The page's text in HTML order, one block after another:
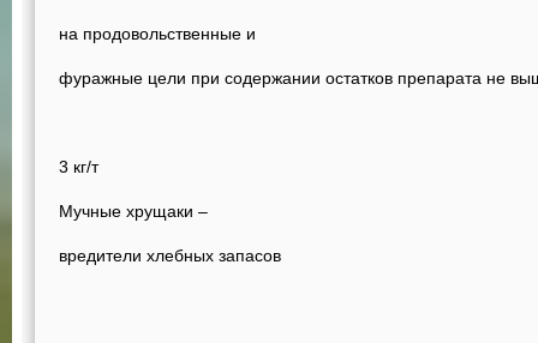
на продовольственные и
фуражные цели при содержании остатков препарата не
3 кг/т
Мучные хрущаки –
вредители хлебных запасов